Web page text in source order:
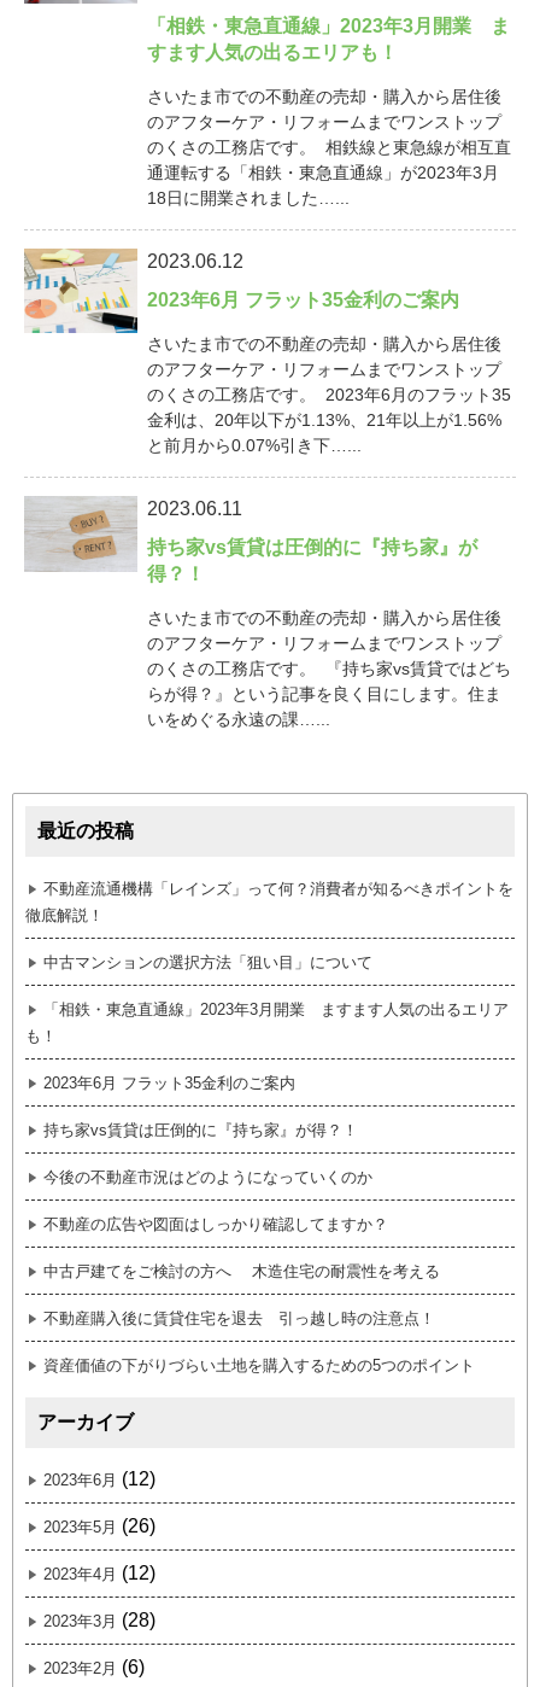
「相鉄・東急直通線」2023年3月開業 ま
すます人気の出るエリアも！
さいたま市での不動産の売却・購入から居住後
のアフターケア・リフォームまでワンストップ
のくさの工務店です。 相鉄線と東急線が相互直
通運転する「相鉄・東急直通線」が2023年3月
18日に開業されました…...
2023.06.12
2023年6月 フラット35金利のご案内
さいたま市での不動産の売却・購入から居住後
のアフターケア・リフォームまでワンストップ
のくさの工務店です。 2023年6月のフラット35
金利は、20年以下が1.13%、21年以上が1.56%
と前月から0.07%引き下…...
2023.06.11
持ち家vs賃貸は圧倒的に『持ち家』が
得？！
さいたま市での不動産の売却・購入から居住後
のアフターケア・リフォームまでワンストップ
のくさの工務店です。 『持ち家vs賃貸ではどち
らが得？』という記事を良く目にします。住ま
いをめぐる永遠の課…...
最近の投稿
不動産流通機構「レインズ」って何？消費者が知るべきポイントを
徹底解説！
中古マンションの選択方法「狙い目」について
「相鉄・東急直通線」2023年3月開業 ますます人気の出るエリア
も！
2023年6月 フラット35金利のご案内
持ち家vs賃貸は圧倒的に『持ち家』が得？！
今後の不動産市況はどのようになっていくのか
不動産の広告や図面はしっかり確認してますか？
中古戸建てをご検討の方へ 木造住宅の耐震性を考える
不動産購入後に賃貸住宅を退去 引っ越し時の注意点！
資産価値の下がりづらい土地を購入するための5つのポイント
アーカイブ
2023年6月 (12)
2023年5月 (26)
2023年4月 (12)
2023年3月 (28)
2023年2月 (6)